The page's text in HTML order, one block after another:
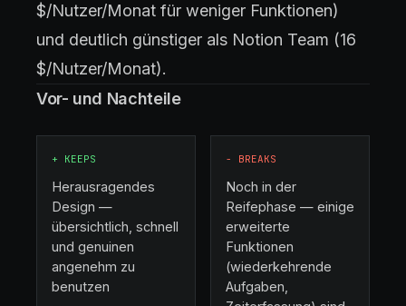
$/Nutzer/Monat für weniger Funktionen)
und deutlich günstiger als Notion Team (16
$/Nutzer/Monat).
Vor- und Nachteile
+ KEEPS
Herausragendes
Design —
übersichtlich, schnell
und genuinen
angenehm zu
benutzen
− BREAKS
Noch in der
Reifephase — einige
erweiterte
Funktionen
(wiederkehrende
Aufgaben,